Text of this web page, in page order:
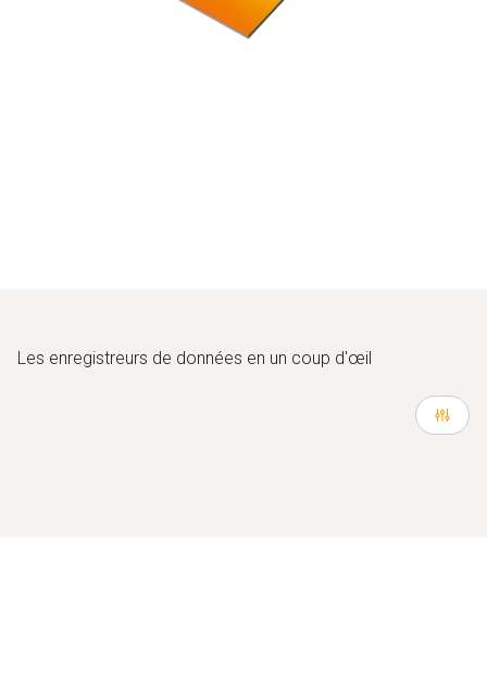
Les enregistreurs de données en un coup d'œil